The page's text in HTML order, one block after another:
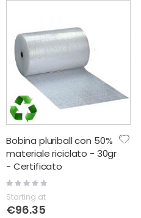
Bobina pluriball con 50%
materiale riciclato - 30gr
- Certificato
Rating:
0%
Starting at
€96.35